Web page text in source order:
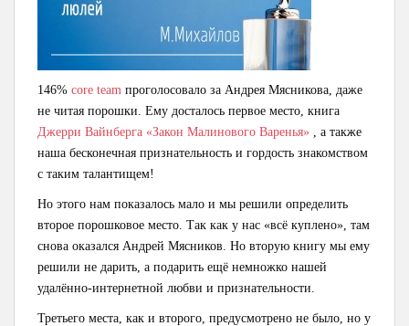
146% core team проголосовало за Андрея Мясникова, даже
не читая порошки. Ему досталось первое место, книга
Джерри Вайнберга «Закон Малинового Варенья» , а также
наша бесконечная признательность и гордость знакомством
с таким талантищем!
Но этого нам показалось мало и мы решили определить
второе порошковое место. Так как у нас «всё куплено», там
снова оказался Андрей Мясников. Но вторую книгу мы ему
решили не дарить, а подарить ещё немножко нашей
удалённо-интернетной любви и признательности.
Третьего места, как и второго, предусмотрено не было, но у